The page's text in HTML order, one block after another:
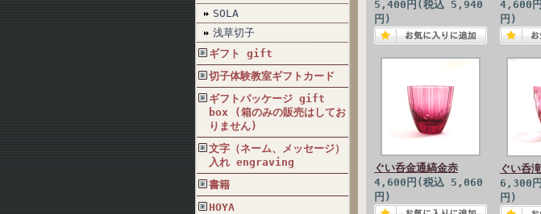
SOLA
浅草切子
ギフト gift
切子体験教室ギフトカード
ギフトパッケージ gift
box (箱のみの販売はしてお
りません)
文字（ネーム、メッセージ）
入れ engraving
書籍
HOYA
5,400円(税込 5,940
円)
4,600
円)
ぐい呑金通縞金赤
4,600円(税込 5,060
円)
ぐい呑
6,300
円)